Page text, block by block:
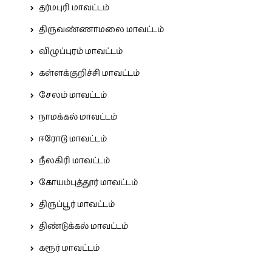
தர்மபுரி மாவட்டம்
திருவண்ணாமலை மாவட்டம்
விழுப்புரம் மாவட்டம்
கள்ளக்குறிச்சி மாவட்டம்
சேலம் மாவட்டம்
நாமக்கல் மாவட்டம்
ஈரோடு மாவட்டம்
நீலகிரி மாவட்டம்
கோயம்புத்தூர் மாவட்டம்
திருப்பூர் மாவட்டம்
திண்டுக்கல் மாவட்டம்
கரூர் மாவட்டம்